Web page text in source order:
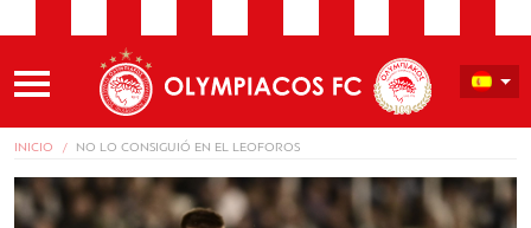
INICIO NO LO CONSIGUIÓ EN EL LEOFOROS